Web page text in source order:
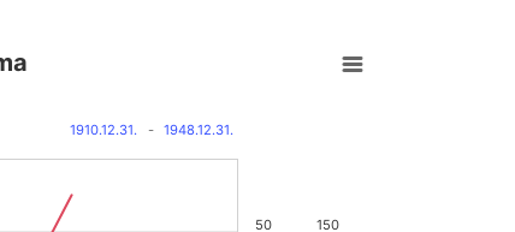
1910.12.31. - 1948.12.31.
50 150